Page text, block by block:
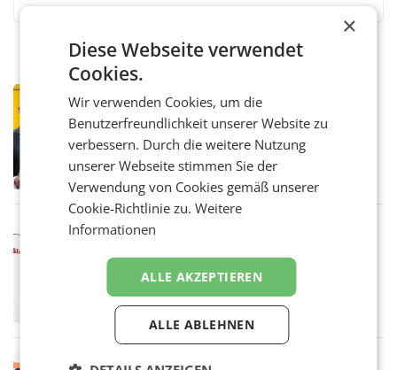
Österreichische Post: Umsatzplus im
ersten Halbjahr trotz schwachem
Briefgeschäft
WIEN Die Österreichische Post AG hat im
ersten Halbjahr 2026 einen Konzernumsatz
von 1.544,0 Mio. EUR erwirtschaftet, was
einem Plus von 3,8 Prozent gegenüber dem
MARKETING & MEDIA
überraschend viel Gewinn
UNTERFÖHRING/MAILAND/AMSTERDAM. Der
Fernsehkonzern ProSiebenSat.1 hat im
Frühjahr dank Kostensenkungen operativ
wieder Gewinn gemacht und die
Markterwartung deutlich übertroffen.
×
Diese Webseite verwendet
Cookies.
Wir verwenden Cookies, um die
Benutzerfreundlichkeit unserer Website zu
verbessern. Durch die weitere Nutzung
unserer Webseite stimmen Sie der
Verwendung von Cookies gemäß unserer
Cookie-Richtlinie zu.Weitere
Informationen
ALLE AKZEPTIEREN
ALLE ABLEHNEN